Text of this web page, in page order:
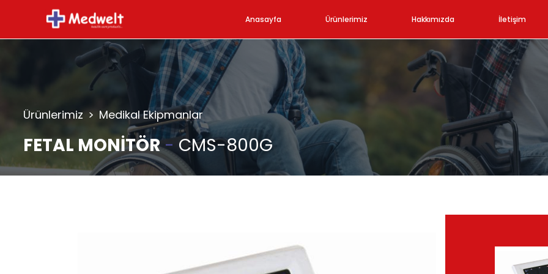
Anasayfa Ürünlerimiz Hakkımızda İletişim
Ürünlerimiz > Medikal Ekipmanlar
FETAL MONİTÖR-CMS-800G